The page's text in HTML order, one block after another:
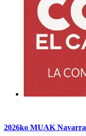
2026ko MUAK